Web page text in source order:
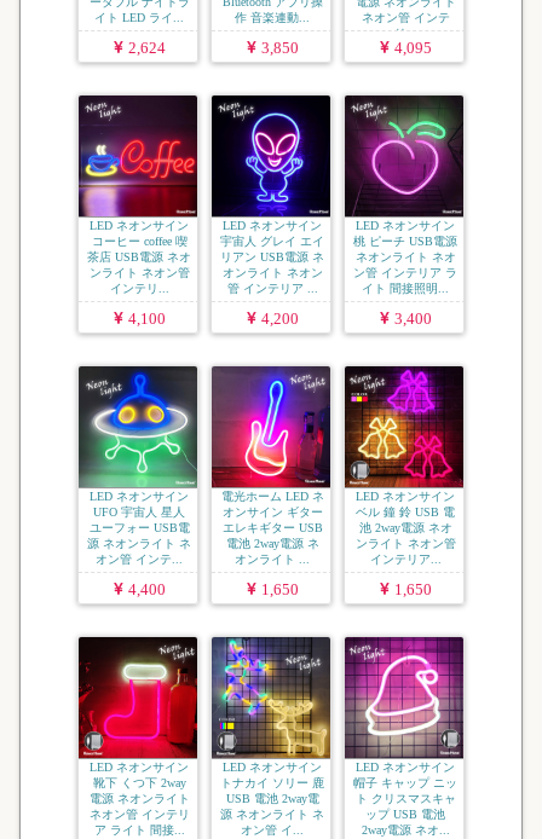
イト LED ライ...
2,624
作 音楽連動...
3,850
ネオン管 インテ
リ...
4,095
LED ネオンサイン
コーヒー coffee 喫
茶店 USB電源 ネオ
ンライト ネオン管
インテリ...
4,100
LED ネオンサイン
宇宙人 グレイ エイ
リアン USB電源 ネ
オンライト ネオン
管 インテリア ...
4,200
LED ネオンサイン
桃 ピーチ USB電源
ネオンライト ネオ
ン管 インテリア ラ
イト 間接照明...
3,400
LED ネオンサイン
UFO 宇宙人 星人
ユーフォー USB電
源 ネオンライト ネ
オン管 インテ...
4,400
電光ホーム LED ネ
オンサイン ギター
エレキギター USB
電池 2way電源 ネ
オンライト ...
1,650
LED ネオンサイン
ベル 鐘 鈴 USB 電
池 2way電源 ネオ
ンライト ネオン管
インテリア...
1,650
LED ネオンサイン
靴下 くつ下 2way
電源 ネオンライト
ネオン管 インテリ
ア ライト 間接...
LED ネオンサイン
トナカイ ソリー 鹿
USB 電池 2way電
源 ネオンライト ネ
オン管 イ...
LED ネオンサイン
帽子 キャップ ニッ
ト クリスマスキャ
ップ USB 電池
2way電源 ネオ...